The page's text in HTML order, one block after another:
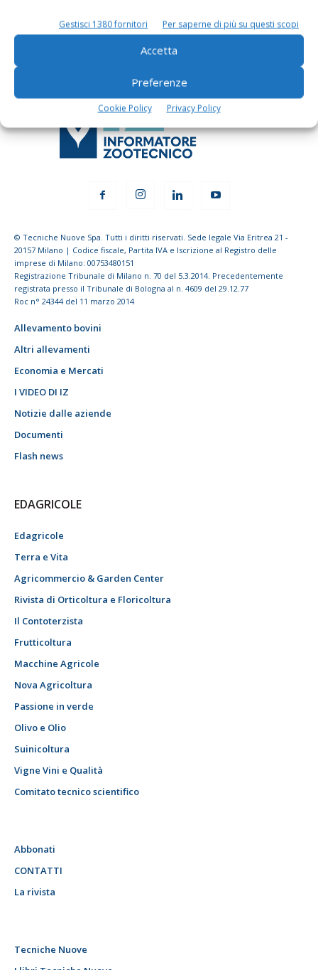
Gestisci 1380 fornitori Per saperne di più su questi scopi
Accetta
Preferenze
Cookie Policy Privacy Policy
Iscriviti alle nostre newsletter
© Tecniche Nuove Spa. Tutti i diritti riservati. Sede legale Via Eritrea 21 -
20157 Milano | Codice fiscale, Partita IVA e Iscrizione al Registro delle
imprese di Milano: 00753480151
Registrazione Tribunale di Milano n. 70 del 5.3.2014. Precedentemente
registrata presso il Tribunale di Bologna al n. 4609 del 29.12.77
Roc n° 24344 del 11 marzo 2014
Allevamento bovini
Altri allevamenti
Economia e Mercati
I VIDEO DI IZ
Notizie dalle aziende
Documenti
Flash news
EDAGRICOLE
Edagricole
Terra e Vita
Agricommercio & Garden Center
Rivista di Orticoltura e Floricoltura
Il Contoterzista
Frutticoltura
Macchine Agricole
Nova Agricoltura
Passione in verde
Olivo e Olio
Suinicoltura
Vigne Vini e Qualità
Comitato tecnico scientifico
Abbonati
CONTATTI
La rivista
Tecniche Nuove